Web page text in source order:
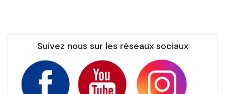
Suivez nous sur les réseaux sociaux